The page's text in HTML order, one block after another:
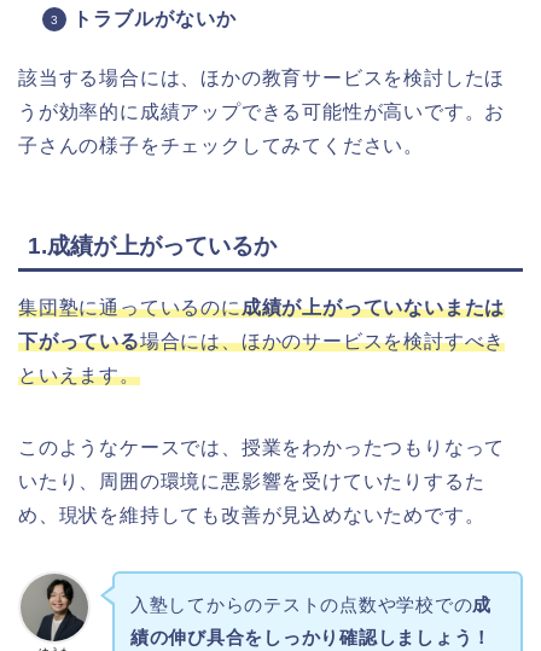
トラブルがないか
該当する場合には、ほかの教育サービスを検討したほ
うが効率的に成績アップできる可能性が高いです。お
子さんの様子をチェックしてみてください。
1.成績が上がっているか
集団塾に通っているのに成績が上がっていないまたは
下がっている場合には、ほかのサービスを検討すべき
といえます。
このようなケースでは、授業をわかったつもりなって
いたり、周囲の環境に悪影響を受けていたりするた
め、現状を維持しても改善が見込めないためです。
入塾してからのテストの点数や学校での成
績の伸び具合をしっかり確認しましょう！